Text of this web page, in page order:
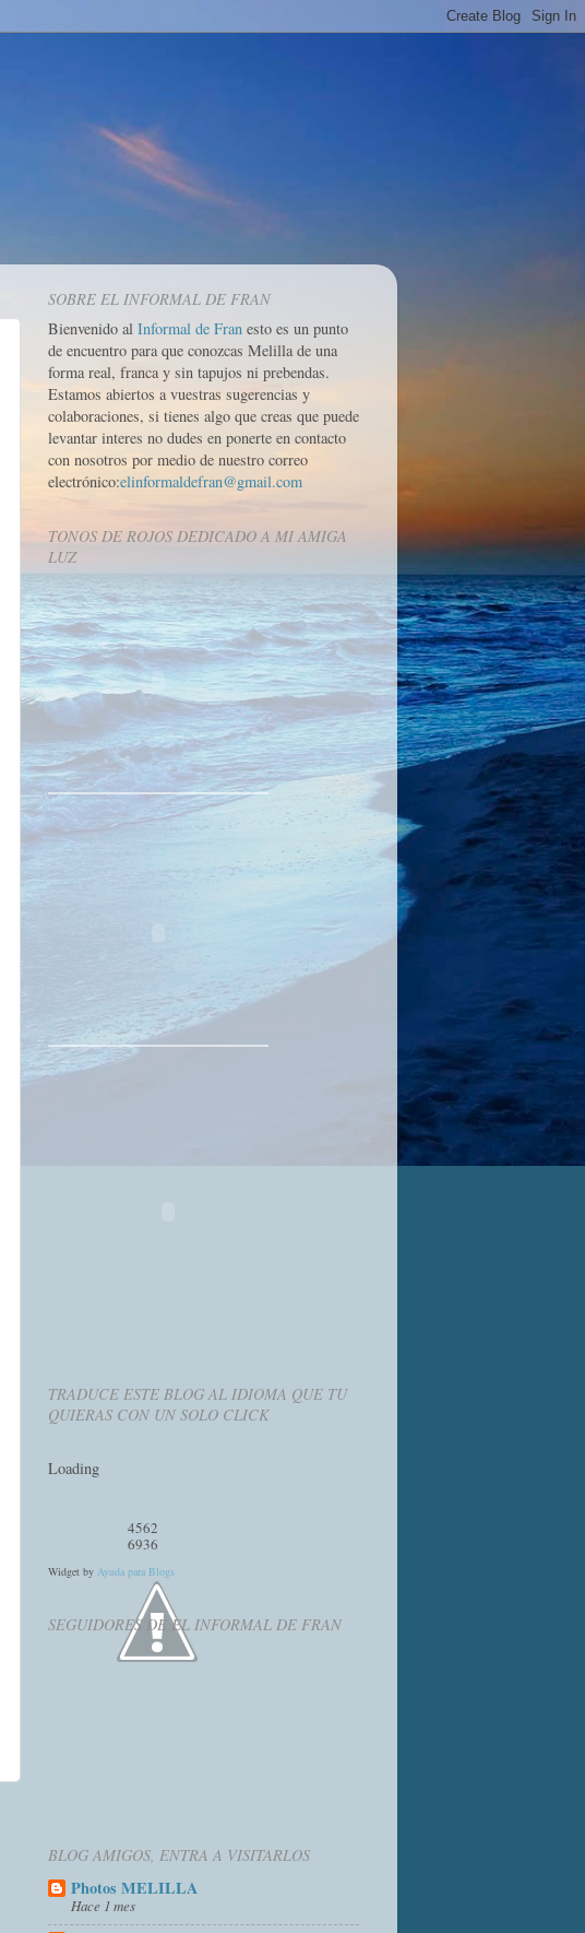
SOBRE EL INFORMAL DE FRAN
Bienvenido al Informal de Fran esto es un punto
de encuentro para que conozcas Melilla de una
forma real, franca y sin tapujos ni prebendas.
Estamos abiertos a vuestras sugerencias y
colaboraciones, si tienes algo que creas que puede
levantar interes no dudes en ponerte en contacto
con nosotros por medio de nuestro correo
electrónico:elinformaldefran@gmail.com
TONOS DE ROJOS DEDICADO A MI AMIGA
LUZ
TRADUCE ESTE BLOG AL IDIOMA QUE TU
QUIERAS CON UN SOLO CLICK
Loading
4562
6936
Widget by Ayuda para Blogs
SEGUIDORES DE EL INFORMAL DE FRAN
BLOG AMIGOS, ENTRA A VISITARLOS
Photos MELILLA
Hace 1 mes